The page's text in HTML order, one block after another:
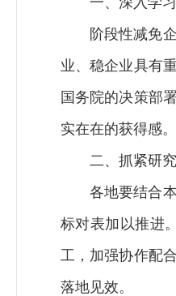
阶段性减免
业、稳企业具有
国务院的决策部
实在在的获得感。
二、抓紧研
各地要结合
标对表加以推进
工，加强协作配
落地见效。